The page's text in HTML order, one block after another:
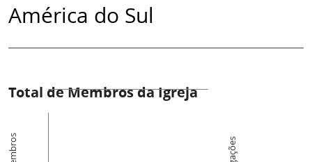
América do Sul
Total de Membros da Igreja
Membros